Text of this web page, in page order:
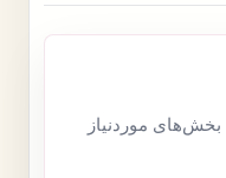
بخش‌های موردنیاز